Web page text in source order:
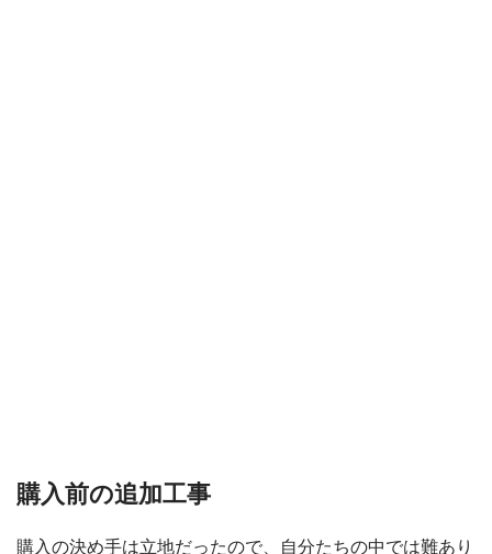
購入前の追加工事
購入の決め手は立地だったので、自分たちの中では難あり